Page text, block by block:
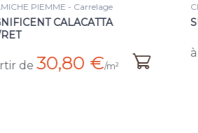
CERAMICHE PIEMME -
SUPERB STATUARIO
46,75 €